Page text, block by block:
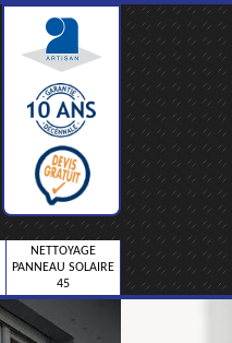
NETTOYAGE
PANNEAU SOLAIRE
45